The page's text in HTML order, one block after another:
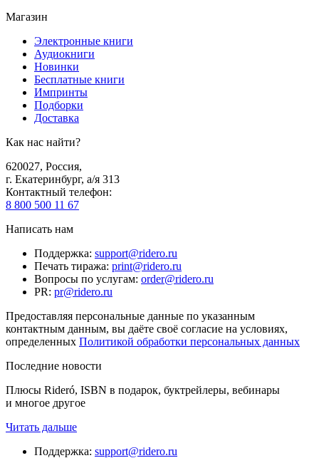
Магазин
Электронные книги
Аудиокниги
Новинки
Бесплатные книги
Импринты
Подборки
Доставка
Как нас найти?
620027, Россия,
г. Екатеринбург, а/я 313
Контактный телефон:
8 800 500 11 67
Написать нам
Поддержка: support@ridero.ru
Печать тиража: print@ridero.ru
Вопросы по услугам: order@ridero.ru
PR: pr@ridero.ru
Предоставляя персональные данные по указанным
контактным данным, вы даёте своё согласие на условиях,
определенных Политикой обработки персональных данных
Последние новости
Плюсы Rideró, ISBN в подарок, буктрейлеры, вебинары
и многое другое
Читать дальше
Поддержка: support@ridero.ru